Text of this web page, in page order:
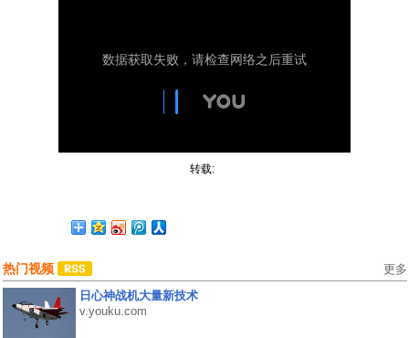
转载:
热门视频 更多
日心神战机大量新技术
v.youku.com